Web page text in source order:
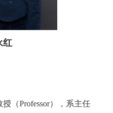
红
（Professor），系主任